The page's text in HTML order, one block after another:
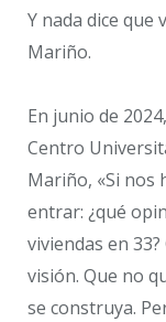
Y nada dice que
Mariño.
En junio de
Centro
Mariño, «Si nos
entrar: ¿qué
viviendas en
visión. Que no
se construya.